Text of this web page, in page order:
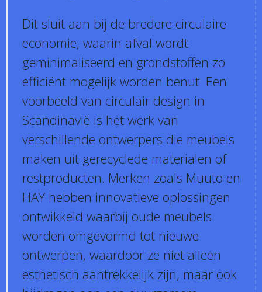
Dit sluit aan bij de bredere circulaire
economie, waarin afval wordt
geminimaliseerd en grondstoffen zo
efficiënt mogelijk worden benut. Een
voorbeeld van circulair design in
Scandinavië is het werk van
verschillende ontwerpers die meubels
maken uit gerecyclede materialen of
restproducten. Merken zoals Muuto en
HAY hebben innovatieve oplossingen
ontwikkeld waarbij oude meubels
worden omgevormd tot nieuwe
ontwerpen, waardoor ze niet alleen
esthetisch aantrekkelijk zijn, maar ook